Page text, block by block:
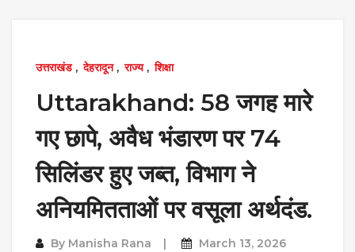
उत्तराखंड, देहरादून, राज्य, शिक्षा
Uttarakhand: 58 जगह मारे
गए छापे, अवैध भंडारण पर 74
सिलिंडर हुए जब्त, विभाग ने
अनियमितताओं पर वसूला अर्थदंड.
By Manisha Rana March 13, 2026